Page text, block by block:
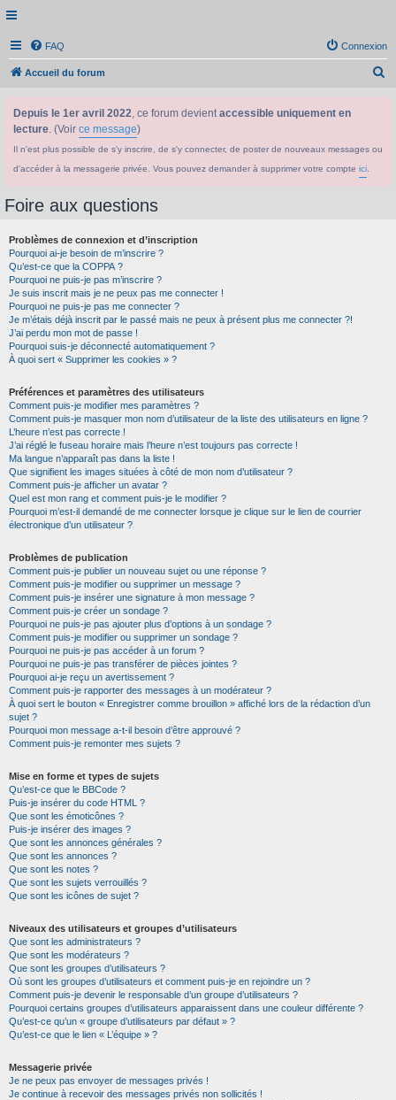
FAQ Connexion
Accueil du forum
Depuis le 1er avril 2022, ce forum devientaccessible uniquement en
lecture. (Voir ce message)
Il n'est plus possible de s'y inscrire, de s'y connecter, de poster de nouveaux messages ou
d'accéder à la messagerie privée. Vous pouvez demander à supprimer votre compte ici
Foire aux questions
Problèmes de connexion et d’inscription
Pourquoi ai-je besoin de m’inscrire ?
Qu’est-ce que la COPPA ?
Pourquoi ne puis-je pas m’inscrire ?
Je suis inscrit mais je ne peux pas me connecter !
Pourquoi ne puis-je pas me connecter ?
Je m’étais déjà inscrit par le passé mais ne peux à présent plus me connecter ?!
J’ai perdu mon mot de passe !
Pourquoi suis-je déconnecté automatiquement ?
À quoi sert « Supprimer les cookies » ?
Préférences et paramètres des utilisateurs
Comment puis-je modifier mes paramètres ?
Comment puis-je masquer mon nom d’utilisateur de la liste des utilisateurs en ligne ?
L’heure n’est pas correcte !
J’ai réglé le fuseau horaire mais l’heure n’est toujours pas correcte !
Ma langue n’apparaît pas dans la liste !
Que signifient les images situées à côté de mon nom d’utilisateur ?
Comment puis-je afficher un avatar ?
Quel est mon rang et comment puis-je le modifier ?
Pourquoi m’est-il demandé de me connecter lorsque je clique sur le lien de courrier
électronique d’un utilisateur ?
Problèmes de publication
Comment puis-je publier un nouveau sujet ou une réponse ?
Comment puis-je modifier ou supprimer un message ?
Comment puis-je insérer une signature à mon message ?
Comment puis-je créer un sondage ?
Pourquoi ne puis-je pas ajouter plus d’options à un sondage ?
Comment puis-je modifier ou supprimer un sondage ?
Pourquoi ne puis-je pas accéder à un forum ?
Pourquoi ne puis-je pas transférer de pièces jointes ?
Pourquoi ai-je reçu un avertissement ?
Comment puis-je rapporter des messages à un modérateur ?
À quoi sert le bouton « Enregistrer comme brouillon » affiché lors de la rédaction d’un
sujet ?
Pourquoi mon message a-t-il besoin d’être approuvé ?
Comment puis-je remonter mes sujets ?
Mise en forme et types de sujets
Qu’est-ce que le BBCode ?
Puis-je insérer du code HTML ?
Que sont les émoticônes ?
Puis-je insérer des images ?
Que sont les annonces générales ?
Que sont les annonces ?
Que sont les notes ?
Que sont les sujets verrouillés ?
Que sont les icônes de sujet ?
Niveaux des utilisateurs et groupes d’utilisateurs
Que sont les administrateurs ?
Que sont les modérateurs ?
Que sont les groupes d’utilisateurs ?
Où sont les groupes d’utilisateurs et comment puis-je en rejoindre un ?
Comment puis-je devenir le responsable d’un groupe d’utilisateurs ?
Pourquoi certains groupes d’utilisateurs apparaissent dans une couleur différente ?
Qu’est-ce qu’un « groupe d’utilisateurs par défaut » ?
Qu’est-ce que le lien « L’équipe » ?
Messagerie privée
Je ne peux pas envoyer de messages privés !
Je continue à recevoir des messages privés non sollicités !